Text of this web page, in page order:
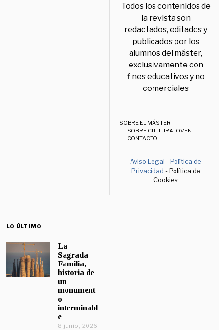
Todos los contenidos de
la revista son
redactados, editados y
publicados por los
alumnos del máster,
exclusivamente con
fines educativos y no
comerciales
SOBRE EL MÁSTER
SOBRE CULTURA JOVEN
CONTACTO
Aviso Legal -Política de
Privacidad - Política de
Cookies
LO ÚLTIMO
La
Sagrada
Familia,
historia de
un
monument
o
interminabl
e
8 junio, 2026